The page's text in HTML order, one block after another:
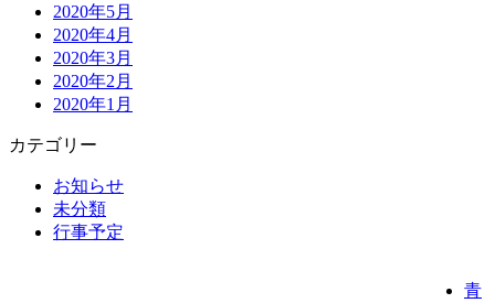
2020年5月
2020年4月
2020年3月
2020年2月
2020年1月
カテゴリー
お知らせ
未分類
行事予定
青